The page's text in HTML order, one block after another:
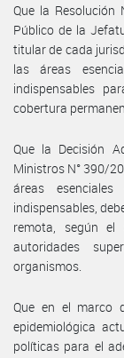
Que la Resolución
Público de la
titular de cada
las áreas
indispensables
cobertura
Que la Decisión
Ministros N° 390/
áreas
indispensables,
remota, según
autoridades
organismos.
Que en el marco
epidemiológica
políticas para el